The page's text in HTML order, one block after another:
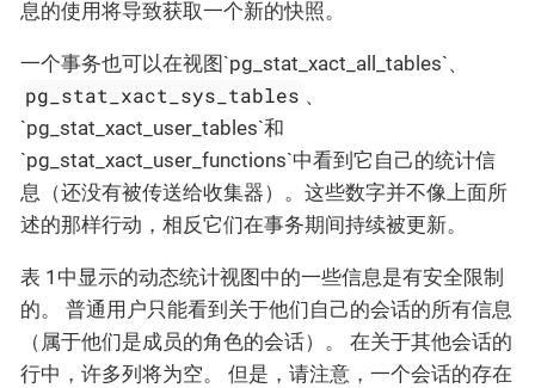
息的使用将导致获取一个新的快照。
一个事务也可以在视图`pg_stat_xact_all_tables`、
pg_stat_xact_sys_tables 、
`pg_stat_xact_user_tables`和
`pg_stat_xact_user_functions`中看到它自己的统计信
息（还没有被传送给收集器）。这些数字并不像上面所
述的那样行动，相反它们在事务期间持续被更新。
表 1中显示的动态统计视图中的一些信息是有安全限制
的。 普通用户只能看到关于他们自己的会话的所有信息
（属于他们是成员的角色的会话）。 在关于其他会话的
行中，许多列将为空。 但是，请注意，一个会话的存在